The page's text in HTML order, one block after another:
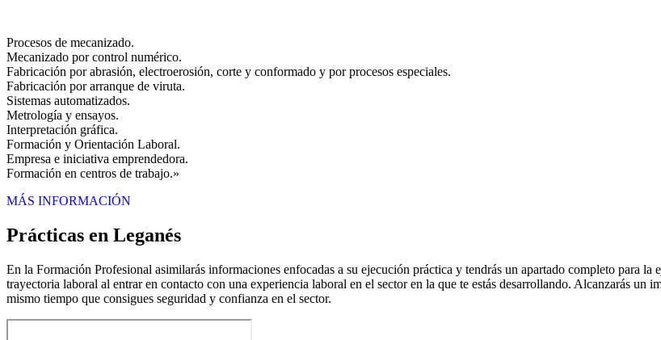
Procesos de mecanizado.
Mecanizado por control numérico.
Fabricación por abrasión, electroerosión, corte y conformado y por procesos especiales.
Fabricación por arranque de viruta.
Sistemas automatizados.
Metrología y ensayos.
Interpretación gráfica.
Formación y Orientación Laboral.
Empresa e iniciativa emprendedora.
Formación en centros de trabajo.»
MÁS INFORMACIÓN
Prácticas en Leganés
En la Formación Profesional asimilarás informaciones enfocadas a su ejecución práctica y tendrás un apartado completo para la
trayectoria laboral al entrar en contacto con una experiencia laboral en el sector en la que te estás desarrollando. Alcanzarás
mismo tiempo que consigues seguridad y confianza en el sector.